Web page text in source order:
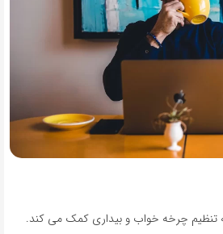
تنظیم چرخه خواب و بیداری کمک می کند.